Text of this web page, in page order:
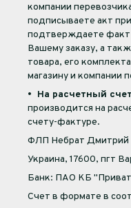
компании
подписываете акт
подтверждаете факт
Вашему заказу, а
товара, его
магазину и компании
• На расчетный
производится на
счету-фактуре.
ФЛП Небрат Дмитрий
Украина, 17600, пгт
Банк: ПАО КБ
Счет в формате в